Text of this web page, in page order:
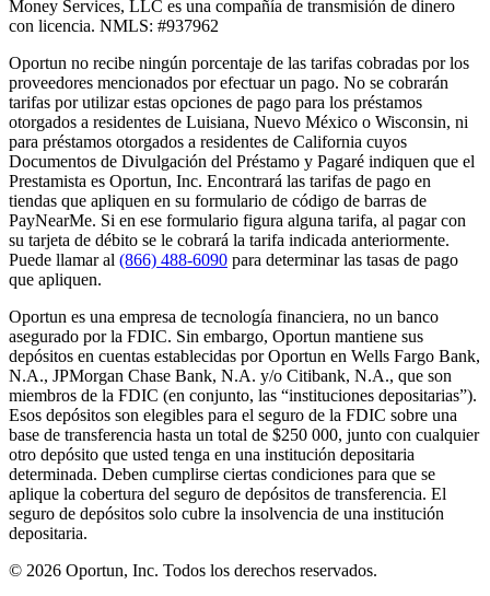
Money Services, LLC es una compañía de transmisión de dinero
con licencia. NMLS: #937962
Oportun no recibe ningún porcentaje de las tarifas cobradas por los
proveedores mencionados por efectuar un pago. No se cobrarán
tarifas por utilizar estas opciones de pago para los préstamos
otorgados a residentes de Luisiana, Nuevo México o Wisconsin, ni
para préstamos otorgados a residentes de California cuyos
Documentos de Divulgación del Préstamo y Pagaré indiquen que el
Prestamista es Oportun, Inc. Encontrará las tarifas de pago en
tiendas que apliquen en su formulario de código de barras de
PayNearMe. Si en ese formulario figura alguna tarifa, al pagar con
su tarjeta de débito se le cobrará la tarifa indicada anteriormente.
Puede llamar al (866) 488-6090 para determinar las tasas de pago
que apliquen.
Oportun es una empresa de tecnología financiera, no un banco
asegurado por la FDIC. Sin embargo, Oportun mantiene sus
depósitos en cuentas establecidas por Oportun en Wells Fargo Bank,
N.A., JPMorgan Chase Bank, N.A. y/o Citibank, N.A., que son
miembros de la FDIC (en conjunto, las “instituciones depositarias”).
Esos depósitos son elegibles para el seguro de la FDIC sobre una
base de transferencia hasta un total de $250 000, junto con cualquier
otro depósito que usted tenga en una institución depositaria
determinada. Deben cumplirse ciertas condiciones para que se
aplique la cobertura del seguro de depósitos de transferencia. El
seguro de depósitos solo cubre la insolvencia de una institución
depositaria.
© 2026 Oportun, Inc. Todos los derechos reservados.